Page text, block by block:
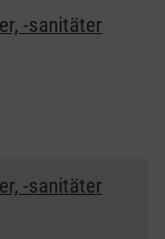
-sanitäter
-sanitäter